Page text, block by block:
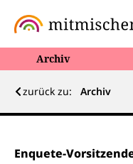
Archiv
zurück zu: Archiv
Enquete-